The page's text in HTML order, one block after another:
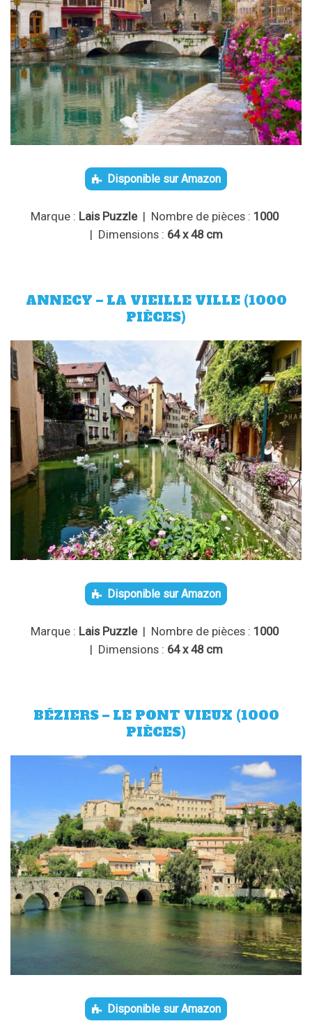
Disponible sur Amazon
Marque : Lais Puzzle| Nombre de pièces : 1000
| Dimensions : 64 x 48 cm
ANNECY – LA VIEILLE VILLE (1000
PIÈCES)
Disponible sur Amazon
Marque : Lais Puzzle| Nombre de pièces : 1000
| Dimensions : 64 x 48 cm
BÉZIERS – LE PONT VIEUX (1000
PIÈCES)
Disponible sur Amazon